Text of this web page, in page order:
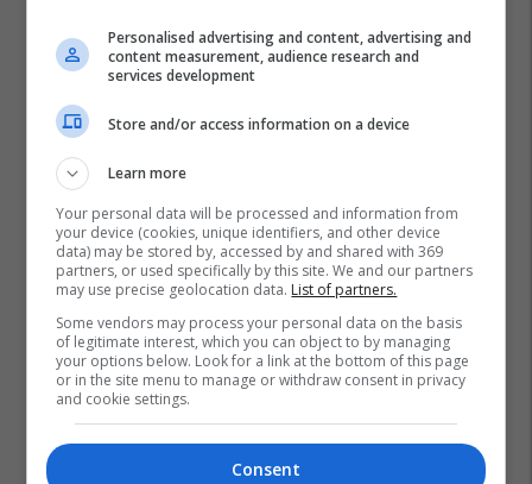
Nato Kosova Jamie Shea
Personalised advertising and content, advertising and
content measurement, audience research and
services development
Store and/or access information on a device
Learn more
Your personal data will be processed and information from
your device (cookies, unique identifiers, and other device
data) may be stored by, accessed by and shared with 369
partners, or used specifically by this site. We and our partners
may use precise geolocation data. List of partners.
Some vendors may process your personal data on the basis
of legitimate interest, which you can object to by managing
your options below. Look for a link at the bottom of this page
or in the site menu to manage or withdraw consent in privacy
and cookie settings.
Consent